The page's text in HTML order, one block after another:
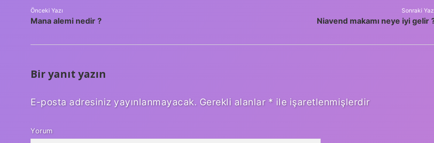
Önceki Yazı
Mana alemi nedir ?
Sonraki
Niavend makamı neye iyi gelir
Bir yanıt yazın
E-posta adresiniz yayınlanmayacak. Gerekli alanlar * ile işaretlenmişlerdir
Yorum